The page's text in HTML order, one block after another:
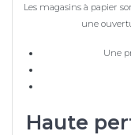
Les magasins à papier
une
Une
Haute